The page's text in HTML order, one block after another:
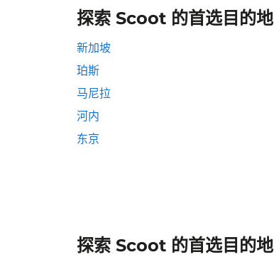
探索 Scoot 的首选目的地
新加坡
珀斯
马尼拉
河内
东京
探索 Scoot 的首选目的地